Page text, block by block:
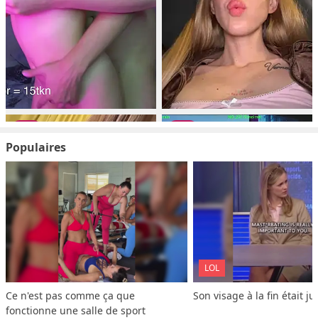
Populaires
Ce n'est pas comme ça que
fonctionne une salle de sport
LOL
Son visage à la fin était